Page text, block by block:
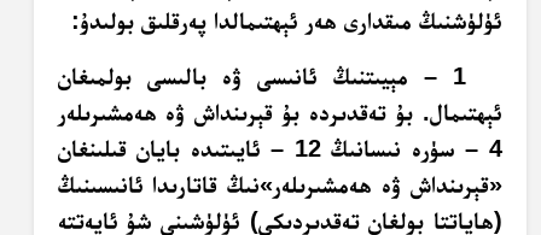
ئۈلۈشنىڭ مىقدارى ھەر ئېھتىمالدا پەرقلىق بولىدۇ:
1 – مېيىتنىڭ ئانىسى ۋە بالىسى بولمىغان
ئېھتىمال. بۇ تەقدىردە بۇ قېرىنداش ۋە ھەمشىرىلەر
4 – سۈرە نىسانىڭ 12 – ئايىتىدە بايان قىلىنغان
«قېرىنداش ۋە ھەمشىرىلەر»نىڭ قاتارىدا ئانىسىنىڭ
(ھاياتتا بولغان تەقدىردىكى) ئۈلۈشىنى شۇ ئايەتتە